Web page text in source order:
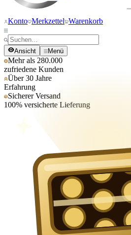
Konto Merkzettel Warenkorb
Ansicht Menü
Mehr als 280.000
zufriedene Kunden
Über 30 Jahre
Erfahrung
Sicherer Versand
100% versicherte Lieferung